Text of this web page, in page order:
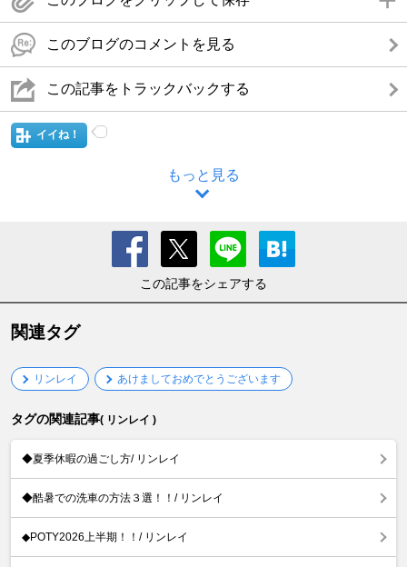
このブログのコメントを見る
この記事をトラックバックする
イイね！
もっと見る
この記事をシェアする
関連タグ
リンレイ あけましておめでとうございます
タグの関連記事( リンレイ )
◆夏季休暇の過ごし方/ リンレイ
◆酷暑での洗車の方法３選！！/ リンレイ
◆POTY2026上半期！！/ リンレイ